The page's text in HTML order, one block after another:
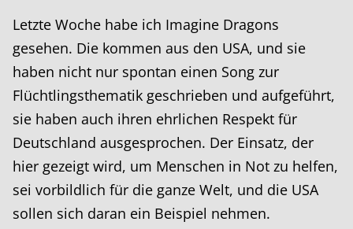
Letzte Woche habe ich Imagine Dragons
gesehen. Die kommen aus den USA, und sie
haben nicht nur spontan einen Song zur
Flüchtlingsthematik geschrieben und aufgeführt,
sie haben auch ihren ehrlichen Respekt für
Deutschland ausgesprochen. Der Einsatz, der
hier gezeigt wird, um Menschen in Not zu helfen,
sei vorbildlich für die ganze Welt, und die USA
sollen sich daran ein Beispiel nehmen.